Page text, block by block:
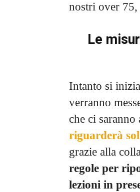
nostri over 75,
Le
Intanto si
verranno
che ci saranno
riguarderà
grazie alla
regole per
lezioni in